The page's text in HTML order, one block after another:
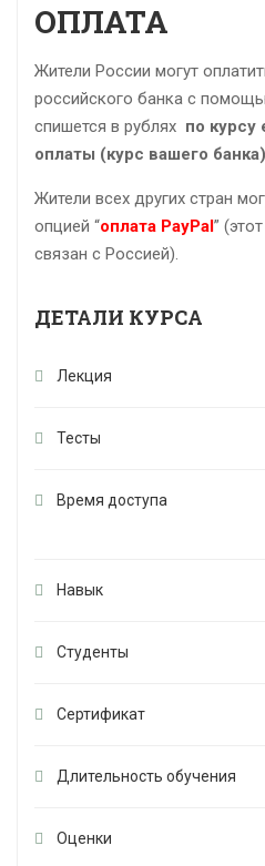
ОПЛАТА
Жители России могут
российского банка с
спишется в рублях по курсу
оплаты (курс вашего
Жители всех других стран
опцией “оплата PayPal”
связан с Россией).
ДЕТАЛИ КУРСА
Лекция
Тесты
Время доступа
Навык
Студенты
Сертификат
Длительность обучения
Оценки